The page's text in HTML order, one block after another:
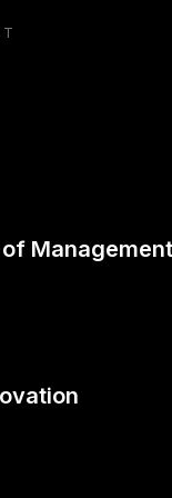
Management